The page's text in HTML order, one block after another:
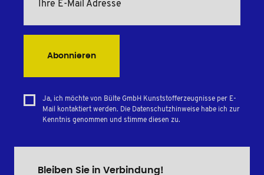
Abonnieren
Ja, ich möchte von Bülte GmbH Kunststofferzeugnisse per E-
Mail kontaktiert werden. Die Datenschutzhinweise habe ich zur
Kenntnis genommen und stimme diesen zu.
Bleiben Sie in Verbindung!